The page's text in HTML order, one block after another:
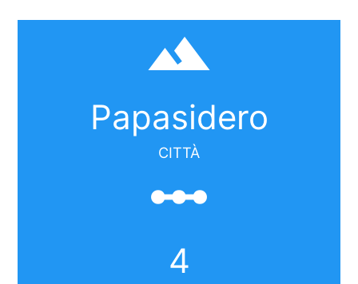
filter_hdr
Papasidero
CITTÀ
linear_scale
4